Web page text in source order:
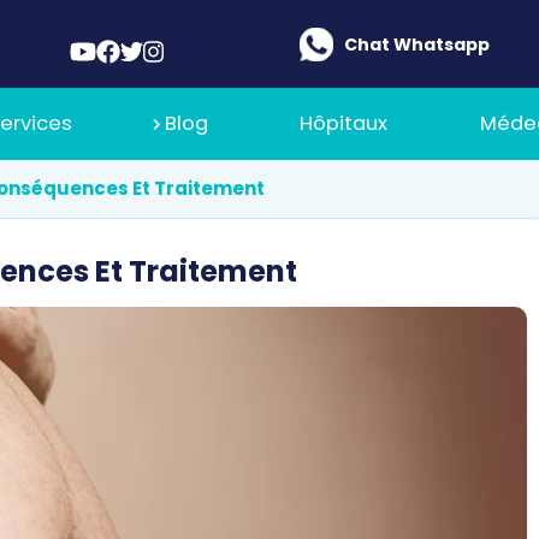
Chat Whatsapp
Nous
Médical
Recrutement
Blog Hôpitaux
Et Traitement
Et Traitement